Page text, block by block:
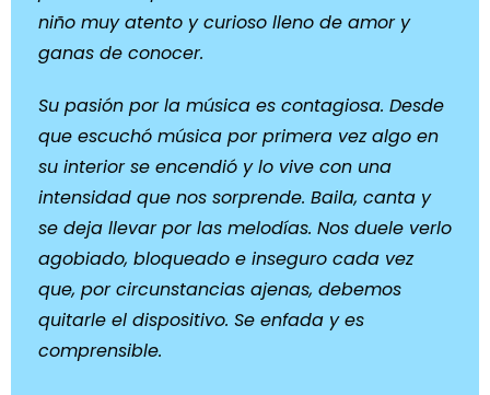
niño muy atento y curioso lleno de amor y
ganas de conocer.
Su pasión por la música es contagiosa. Desde
que escuchó música por primera vez algo en
su interior se encendió y lo vive con una
intensidad que nos sorprende. Baila, canta y
se deja llevar por las melodías. Nos duele verlo
agobiado, bloqueado e inseguro cada vez
que, por circunstancias ajenas, debemos
quitarle el dispositivo. Se enfada y es
comprensible.